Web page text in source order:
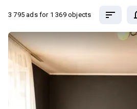
3 795 ads for 1 369 objects